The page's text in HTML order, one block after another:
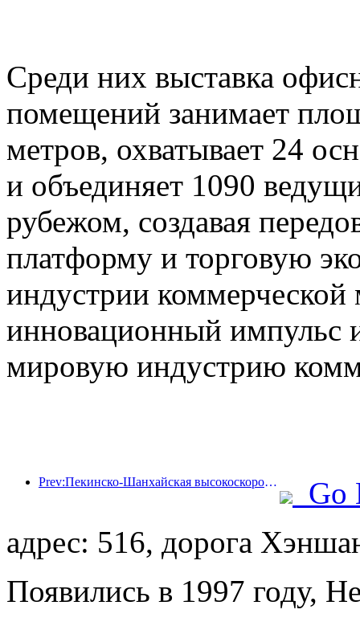
Среди них выставка
помещений занимает
метров, охватывает 24
и объединяет 1090
рубежом, создавая
платформу и торговую
индустрии коммерческой
инновационный импульс
мировую индустрию
Prev:Пекинско-Шанхайская высокоскоростная железная дорога и Китайский институт экономики железных дорог достигли стратегического сотрудничества для совместного содействия качественному развитию высокоскоростных железных дорог
Go
адрес: 516, дорога
Появились в 1997 году,